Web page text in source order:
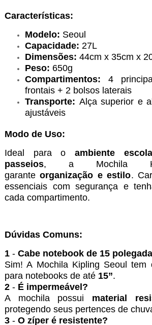
Características:
Modelo: Seoul
Capacidade: 27L
Dimensões: 44cm x 35cm x
Peso: 650g
Compartimentos: 4
frontais + 2 bolsos laterais
Transporte: Alça superior e
ajustáveis
Modo de Uso:
Ideal para o ambiente
passeios, a Mochila
garanteorganização e estilo.
essenciais com segurança e
cada compartimento.
Dúvidas Comuns:
1- Cabe notebook de 15
Sim! A Mochila Kipling Seoul tem
para notebooks de até 15”.
2- É impermeável?
A mochila possui material
protegendo seus pertences de
3- O zíper é resistente?